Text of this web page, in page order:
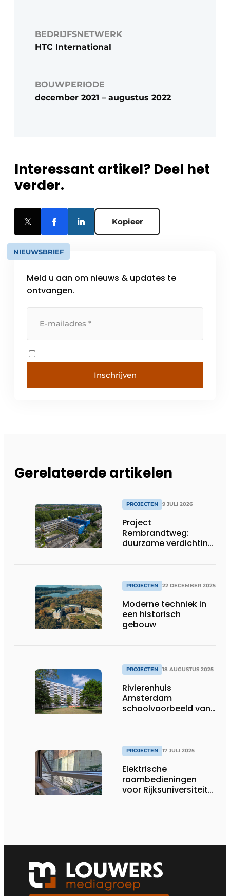
BEDRIJFSNETWERK
HTC International
BOUWPERIODE
december 2021 – augustus 2022
Interessant artikel? Deel het
verder.
Kopieer
NIEUWSBRIEF
Meld u aan om nieuws & updates te
ontvangen.
Inschrijven
Gerelateerde artikelen
PROJECTEN 9 JULI 2026
Project
Rembrandtweg:
duurzame verdichting
PROJECTEN 22 DECEMBER 2025
Moderne techniek in
een historisch
gebouw
PROJECTEN 18 AUGUSTUS 2025
Rivierenhuis
Amsterdam
schoolvoorbeeld van
PROJECTEN 17 JULI 2025
Elektrische
raambedieningen
voor Rijksuniversiteit